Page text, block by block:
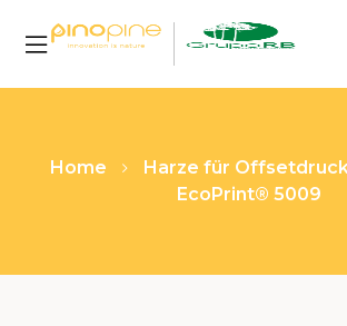
Home
Harze für
EcoPrint® 5009